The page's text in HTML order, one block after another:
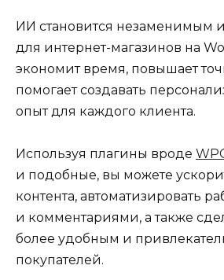
ИИ становится незаменимым
для интернет-магазинов на
экономит время, повышает
помогает создавать
опыт для каждого клиента.
Используя плагины вроде
и подобные, вы можете
контента, автоматизировать
и комментариями, а также
более удобным и
покупателей.